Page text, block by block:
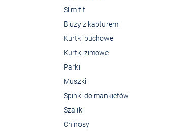
Slim fit
Bluzy z kapturem
Kurtki puchowe
Kurtki zimowe
Parki
Muszki
Spinki do mankietów
Szaliki
Chinosy